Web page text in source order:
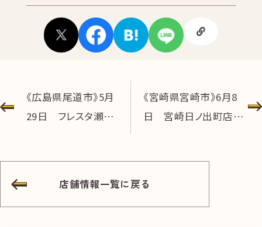
総合受付 10:00-19:00（年中無休）/通話料無料
メールで無料相談
ビ
ゲ
《広島県尾道市》5月
29日 フレスタ瀬戸
《宮崎県宮崎市》6月8
日 宮崎日ノ出町店オ
店舗情報一覧に戻る